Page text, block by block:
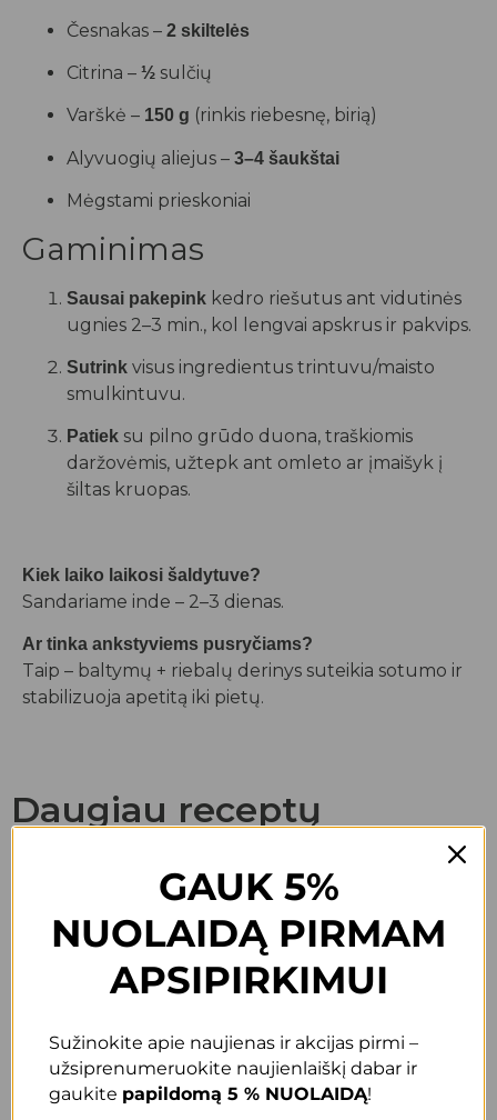
Česnakas – 2 skiltelės
Citrina – ½ sulčių
Varškė – 150 g (rinkis riebesnę, birią)
Alyvuogių aliejus – 3–4 šaukštai
Mėgstami prieskoniai
Gaminimas
Sausai pakepink kedro riešutus ant vidutinės
ugnies 2–3 min., kol lengvai apskrus ir pakvips.
Sutrink visus ingredientus trintuvu/maisto
smulkintuvu.
Patiek su pilno grūdo duona, traškiomis
daržovėmis, užtepk ant omleto ar įmaišyk į
šiltas kruopas.
Kiek laiko laikosi šaldytuve?
Sandariame inde – 2–3 dienas.
Ar tinka ankstyviems pusryčiams?
Taip – baltymų + riebalų derinys suteikia sotumo ir
stabilizuoja apetitą iki pietų.
Daugiau receptų
Ukrainietiški kotletai
Kepta lašiša
Skaityti »
GAUK 5%
NUOLAIDĄ PIRMAM
APSIPIRKIMUI
Sužinokite apie naujienas ir akcijas pirmi –
užsiprenumeruokite naujienlaiškį dabar ir
gaukite papildomą 5 % NUOLAIDĄ!